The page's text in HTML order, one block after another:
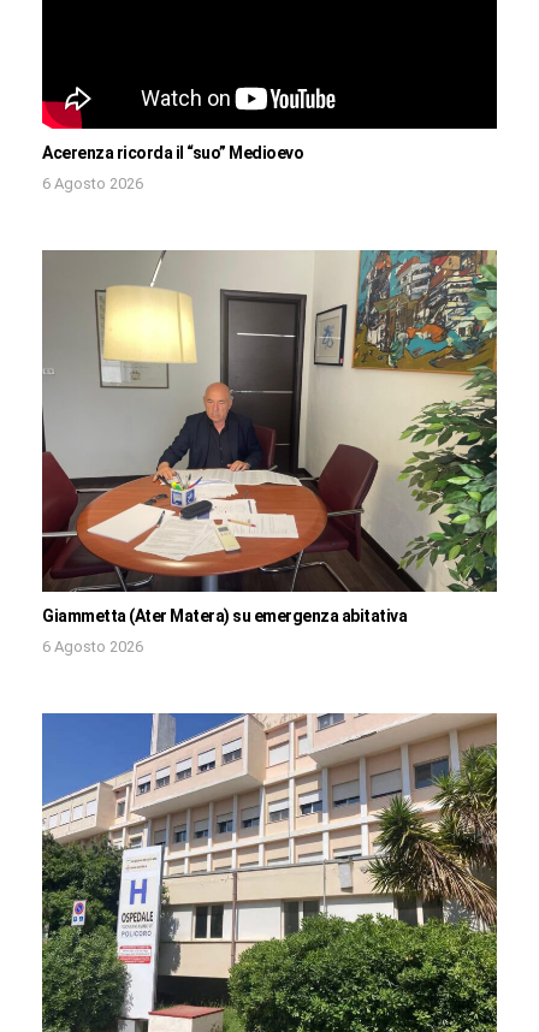
Acerenza ricorda il “suo” Medioevo
6 Agosto 2026
Giammetta (Ater Matera) su emergenza abitativa
6 Agosto 2026